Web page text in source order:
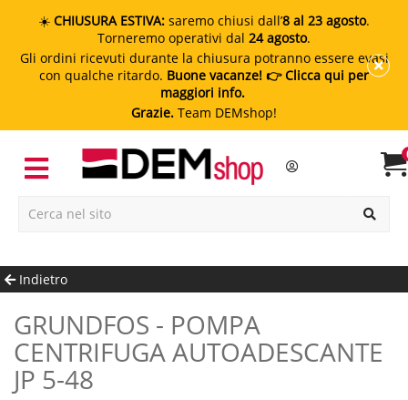
☀️ CHIUSURA ESTIVA: saremo chiusi dall’8 al 23 agosto.
Torneremo operativi dal 24 agosto.
Gli ordini ricevuti durante la chiusura potranno essere evasi
con qualche ritardo. Buone vacanze! 👉 Clicca qui per
maggiori info.
Grazie. Team DEMshop!
Indietro
GRUNDFOS - POMPA
CENTRIFUGA AUTOADESCANTE
JP 5-48